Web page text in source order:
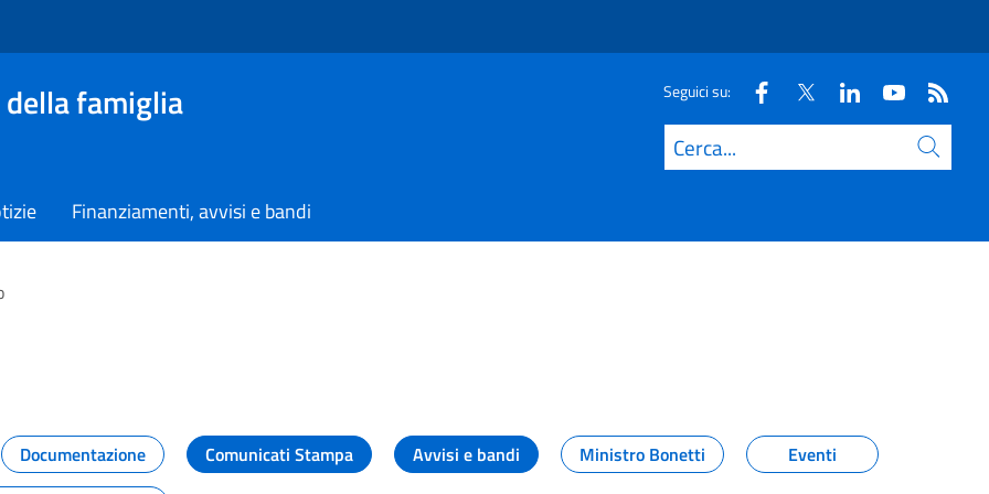
famiglia Seguici su:
Cerca
Finanziamenti, avvisi e bandi
dal Dipartimento
Documentazione Comunicati Stampa Avvisi e bandi Ministro Bonetti
Eventi